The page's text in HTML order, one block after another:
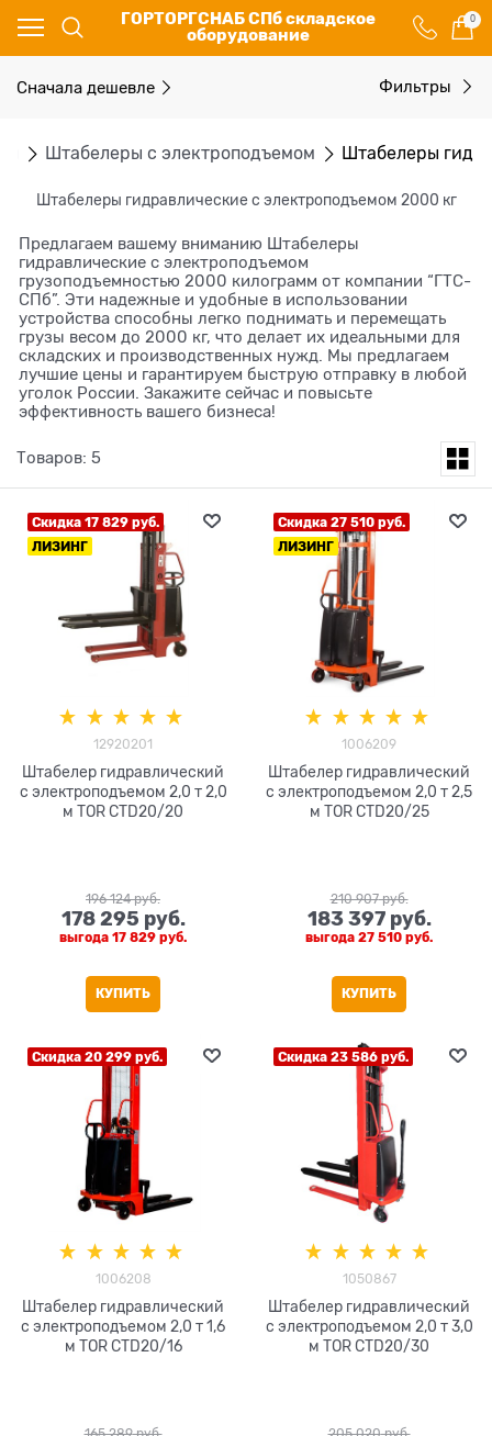
ГОРТОРГСНАБ СПб складское
оборудование
0
Штабелеры с электроподъемом Штабелеры
Штабелеры гидравлические c электроподъемом 2000 кг
Предлагаем вашему вниманию Штабелеры
гидравлические c электроподъемом
грузоподъемностью 2000 килограмм от компании “ГТС-
СПб”. Эти надежные и удобные в использовании
устройства способны легко поднимать и перемещать
грузы весом до 2000 кг, что делает их идеальными для
складских и производственных нужд. Мы предлагаем
лучшие цены и гарантируем быструю отправку в любой
уголок России. Закажите сейчас и повысьте
эффективность вашего бизнеса!
Сначала дешевле Фильтры
Товаров: 5
Скидка 17 829 руб.
ЛИЗИНГ
12920201
Штабелер гидравлический
с электроподъемом 2,0 т 2,0
м TOR CTD20/20
196 124 руб.
178 295 руб.
выгода 17 829 руб.
КУПИТЬ
Скидка 27 510 руб.
ЛИЗИНГ
1006209
Штабелер гидравлический
с электроподъемом 2,0 т 2,5
м TOR CTD20/25
210 907 руб.
183 397 руб.
выгода 27 510 руб.
КУПИТЬ
Скидка 20 299 руб.
1006208
Штабелер гидравлический
с электроподъемом 2,0 т 1,6
м TOR CTD20/16
Скидка 23 586 руб.
1050867
Штабелер гидравлический
с электроподъемом 2,0 т 3,0
м TOR CTD20/30